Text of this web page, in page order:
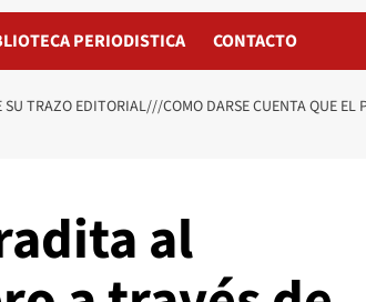
PERIODISTICA CONTACTO
TRAZO EDITORIAL///COMO DARSE CUENTA QUE
al